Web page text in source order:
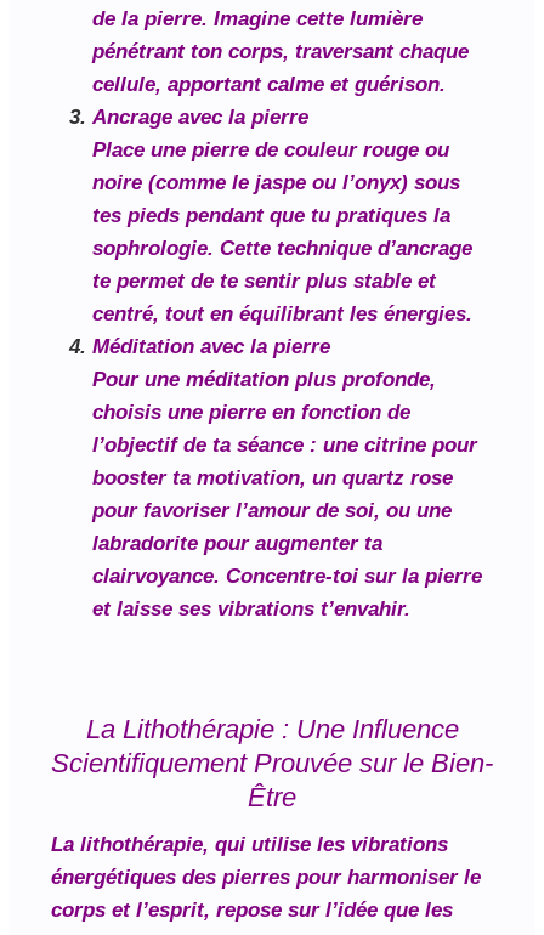
de la pierre. Imagine cette lumière
pénétrant ton corps, traversant chaque
cellule, apportant calme et guérison.
Ancrage avec la pierre
Place une pierre de couleur rouge ou
noire (comme le jaspe ou l’onyx) sous
tes pieds pendant que tu pratiques la
sophrologie. Cette technique d’ancrage
te permet de te sentir plus stable et
centré, tout en équilibrant les énergies.
Méditation avec la pierre
Pour une méditation plus profonde,
choisis une pierre en fonction de
l’objectif de ta séance : une citrine pour
booster ta motivation, un quartz rose
pour favoriser l’amour de soi, ou une
labradorite pour augmenter ta
clairvoyance. Concentre-toi sur la pierre
et laisse ses vibrations t’envahir.
La Lithothérapie : Une Influence
Scientifiquement Prouvée sur le Bien-
Être
La lithothérapie, qui utilise les vibrations
énergétiques des pierres pour harmoniser le
corps et l’esprit, repose sur l’idée que les